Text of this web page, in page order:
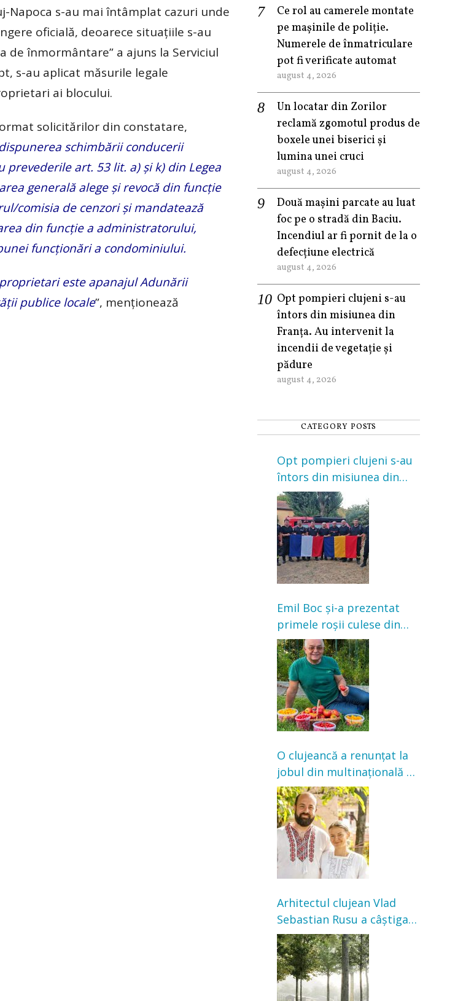
Napoca s-au mai întâmplat cazuri unde
oficială, deoarece situațiile s-au
de înmormântare” a ajuns la Serviciul
s-au aplicat măsurile legale
ai blocului.
solicitărilor din constatare,
schimbării conducerii
art. 53 lit. a) și k) din Legea
generală alege și revocă din funcție
comisia de cenzori și mandatează
din funcție a administratorului,
funcționări a condominiului.
este apanajul Adunării
publice locale”, menționează
Ce rol au camerele montate
pe mașinile de poliție.
Numerele de înmatriculare
pot fi verificate automat
august 4, 2026
Un locatar din Zorilor
reclamă zgomotul produs de
boxele unei biserici și
lumina unei cruci
august 4, 2026
Două mașini parcate au luat
foc pe o stradă din Baciu.
Incendiul ar fi pornit de la o
defecțiune electrică
august 4, 2026
Opt pompieri clujeni s-au
întors din misiunea din
Franța. Au intervenit la
incendii de vegetație și
pădure
august 4, 2026
CATEGORY POSTS
Opt pompieri clujeni s-au
întors din misiunea din
Franța. Au intervenit la
incendii de vegetație și
pădure
Emil Boc și-a prezentat
primele roșii culese din
grădină: „Niciun magazin
nu poate oferi această
satisfacție”
O clujeancă a renunțat la
jobul din multinațională și
s-a mutat la țară. Acum
cultivă legume în grădina
bunicilor
Arhitectul clujean Vlad
Sebastian Rusu a câștigat
concursul pentru
transformarea Grădinii
Casei Universitarilor